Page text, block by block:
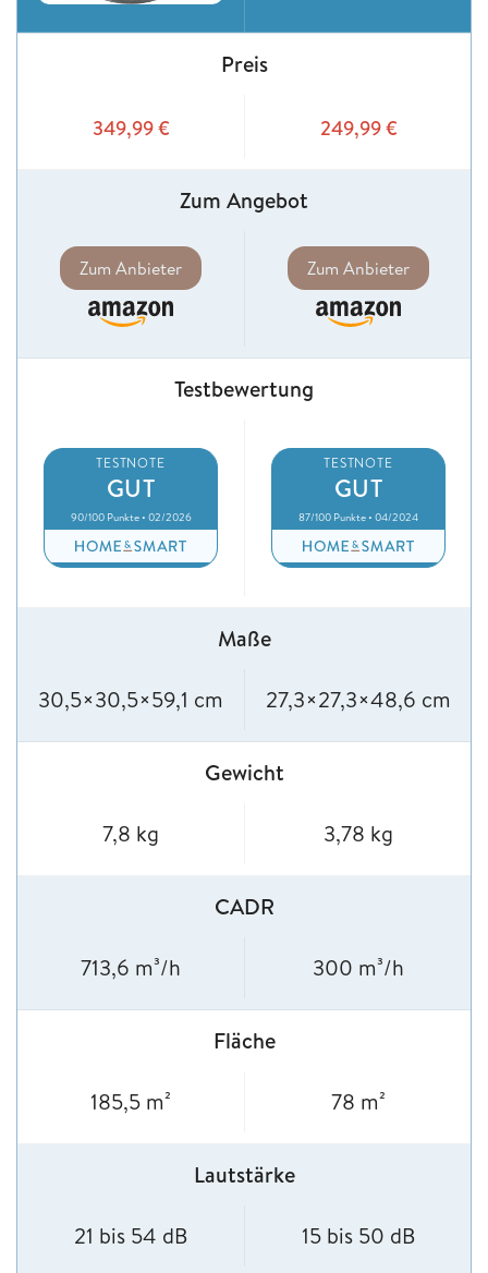
Preis
349,99€ 249,99€
Zum Angebot
Zum Anbieter Zum Anbieter
Testbewertung
TESTNOTE
GUT
90/100 Punkte • 02/2026
TESTNOTE
GUT
87/100 Punkte • 04/2024
Maße
30,5×30,5×59,1 cm 27,3×27,3×48,6 cm
Gewicht
7,8 kg 3,78 kg
CADR
713,6 m³/h 300 m³/h
Fläche
185,5 m² 78 m²
Lautstärke
21 bis 54 dB 15 bis 50 dB